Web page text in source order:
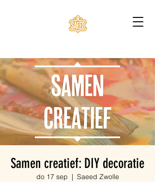
Samen creatief: DIY decoratie
do 17 sep
  |
Saeed Zwolle